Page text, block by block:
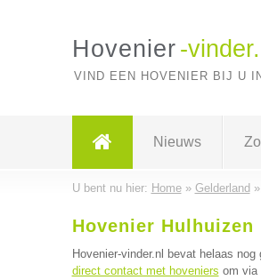
Hovenier -
VIND EEN HOVENIER BIJ U
Nieuws
U bent nu hier: Home» Gelderland »
Hovenier Hulhuizen
Hovenier-vinder.nl bevat helaas nog
direct contact met hoveniers om via